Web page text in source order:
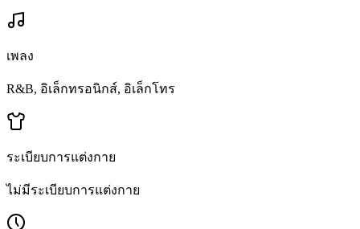
เพลง
R&B, อิเล็กทรอนิกส์, อิเล็กโทร
ระเบียบการแต่งกาย
ไม่มีระเบียบการแต่งกาย